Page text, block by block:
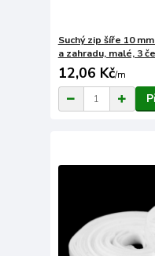
Suchý zip šíře 10
a zahradu, malé, 3
12,06 Kč/m